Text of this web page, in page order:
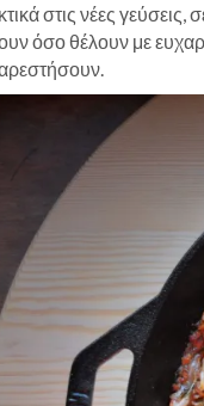
στις νέες
όσο θέλουν με